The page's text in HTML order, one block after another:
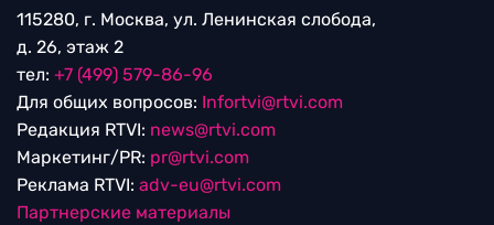
115280, г. Москва, ул. Ленинская слобода,
д. 26, этаж 2
тел: +7 (499) 579-86-96
Для общих вопросов: Infortvi@rtvi.com
Редакция RTVI: news@rtvi.com
Маркетинг/PR: pr@rtvi.com
Реклама RTVI: adv-eu@rtvi.com
Партнерские материалы